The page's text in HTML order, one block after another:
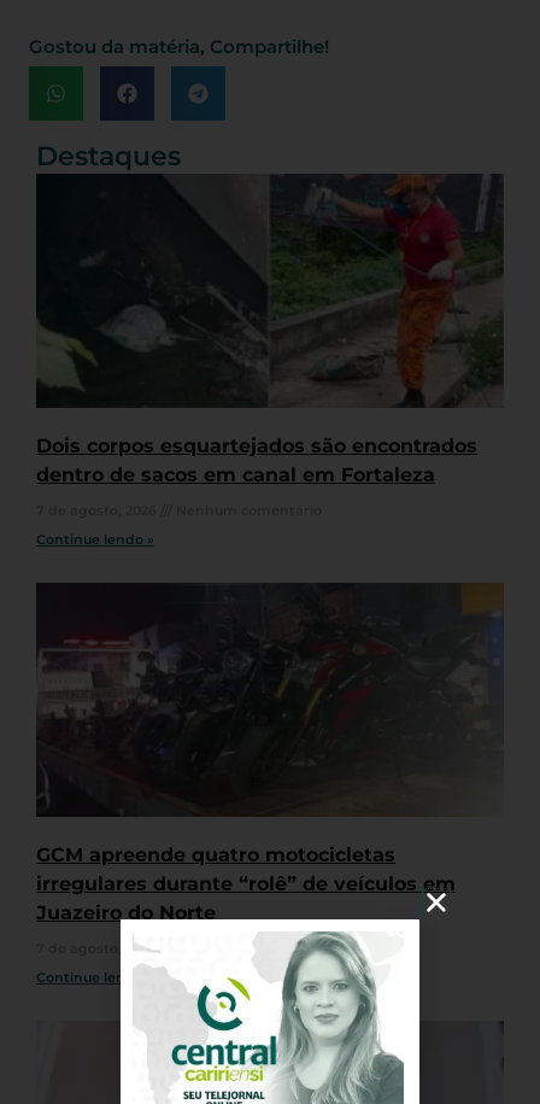
Gostou da matéria, Compartilhe!
Destaques
Dois corpos esquartejados são encontrados
dentro de sacos em canal em Fortaleza
Continue lendo »
GCM apreende quatro motocicletas
irregulares durante “rolê” de veículos em
Juazeiro do Norte
7 de agosto, 2026
Nenhum comentário
Continue lendo »